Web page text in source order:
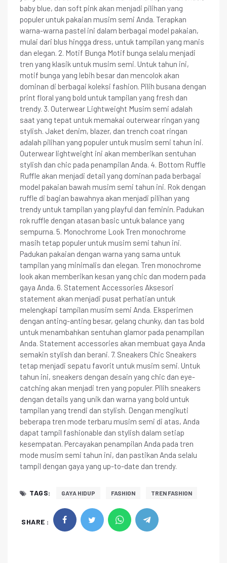
baby blue, dan soft pink akan menjadi pilihan yang
populer untuk pakaian musim semi Anda. Terapkan
warna-warna pastel ini dalam berbagai model pakaian,
mulai dari blus hingga dress, untuk tampilan yang manis
dan elegan. 2. Motif Bunga Motif bunga selalu menjadi
tren yang klasik untuk musim semi. Untuk tahun ini,
motif bunga yang lebih besar dan mencolok akan
dominan di berbagai koleksi fashion. Pilih busana dengan
print floral yang bold untuk tampilan yang fresh dan
trendy. 3. Outerwear Lightweight Musim semi adalah
saat yang tepat untuk memakai outerwear ringan yang
stylish. Jaket denim, blazer, dan trench coat ringan
adalah pilihan yang populer untuk musim semi tahun ini.
Outerwear lightweight ini akan memberikan sentuhan
stylish dan chic pada penampilan Anda. 4. Bottom Ruffle
Ruffle akan menjadi detail yang dominan pada berbagai
model pakaian bawah musim semi tahun ini. Rok dengan
ruffle di bagian bawahnya akan menjadi pilihan yang
trendy untuk tampilan yang playful dan feminin. Padukan
rok ruffle dengan atasan basic untuk balance yang
sempurna. 5. Monochrome Look Tren monochrome
masih tetap populer untuk musim semi tahun ini.
Padukan pakaian dengan warna yang sama untuk
tampilan yang minimalis dan elegan. Tren monochrome
look akan memberikan kesan yang chic dan modern pada
gaya Anda. 6. Statement Accessories Aksesori
statement akan menjadi pusat perhatian untuk
melengkapi tampilan musim semi Anda. Eksperimen
dengan anting-anting besar, gelang chunky, dan tas bold
untuk menambahkan sentuhan glamor pada penampilan
Anda. Statement accessories akan membuat gaya Anda
semakin stylish dan berani. 7. Sneakers Chic Sneakers
tetap menjadi sepatu favorit untuk musim semi. Untuk
tahun ini, sneakers dengan desain yang chic dan eye-
catching akan menjadi tren yang populer. Pilih sneakers
dengan details yang unik dan warna yang bold untuk
tampilan yang trendi dan stylish. Dengan mengikuti
beberapa tren mode terbaru musim semi di atas, Anda
dapat tampil fashionable dan stylish dalam setiap
kesempatan. Percayakan penampilan Anda pada tren
mode musim semi tahun ini, dan pastikan Anda selalu
tampil dengan gaya yang up-to-date dan trendy.
TAGS: GAYA HIDUP FASHION TREN FASHION
SHARE :